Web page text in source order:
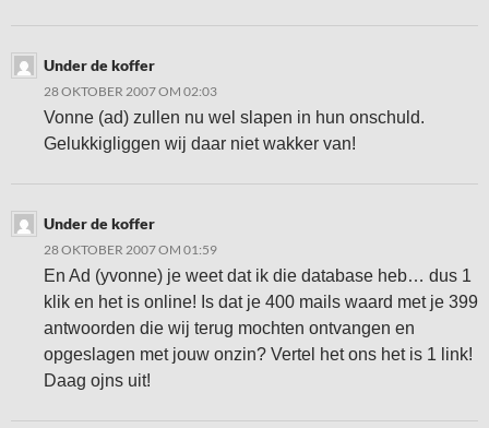
Under de koffer
28 OKTOBER 2007 OM 02:03
Vonne (ad) zullen nu wel slapen in hun onschuld.
Gelukkigliggen wij daar niet wakker van!
Under de koffer
28 OKTOBER 2007 OM 01:59
En Ad (yvonne) je weet dat ik die database heb… dus 1
klik en het is online! Is dat je 400 mails waard met je 399
antwoorden die wij terug mochten ontvangen en
opgeslagen met jouw onzin? Vertel het ons het is 1 link!
Daag ojns uit!